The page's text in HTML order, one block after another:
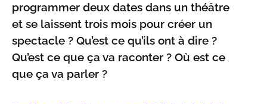
programmer deux dates dans un théâtre
et se laissent trois mois pour créer un
spectacle ? Qu’est ce qu’ils ont à dire ?
Qu’est ce que ça va raconter ? Où est ce
que ça va parler ?